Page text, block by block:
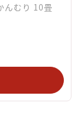
んむり 10畳